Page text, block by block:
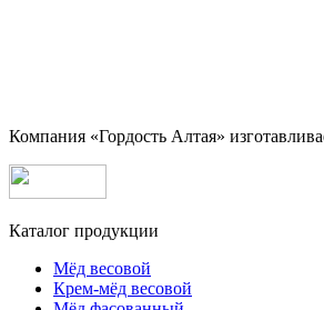
Компания «Гордость Алтая»
Каталог продукции
Мёд весовой
Крем-мёд весовой